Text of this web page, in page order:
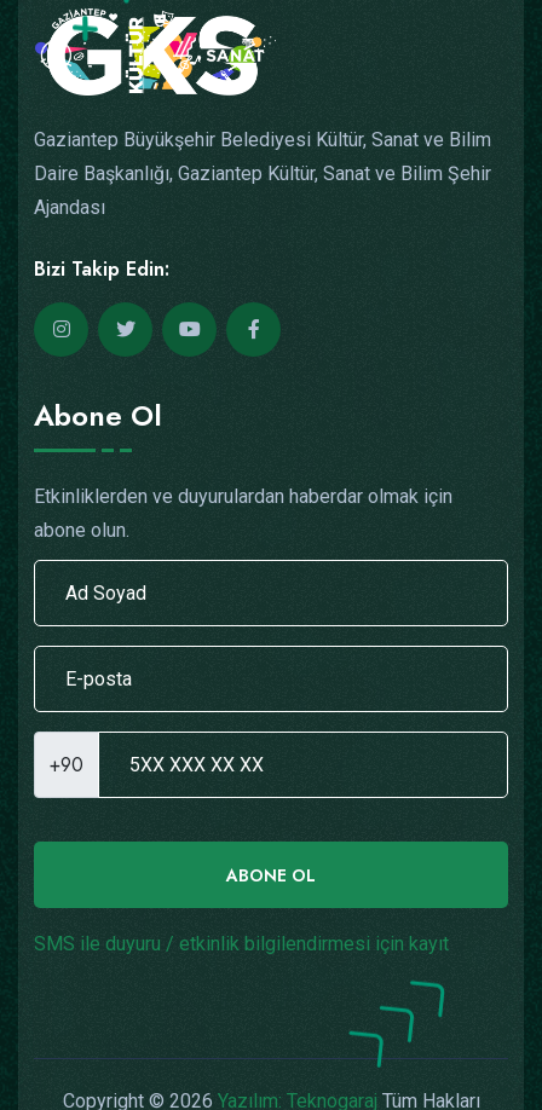
Gaziantep Büyükşehir Belediyesi Kültür, Sanat ve Bilim
Daire Başkanlığı, Gaziantep Kültür, Sanat ve Bilim Şehir
Ajandası
Bizi Takip Edin:
Abone Ol
Etkinliklerden ve duyurulardan haberdar olmak için
abone olun.
+90
ABONE OL
SMS ile duyuru / etkinlik bilgilendirmesi için kayıt
Copyright © 2026 Yazılım: Teknogaraj Tüm Hakları